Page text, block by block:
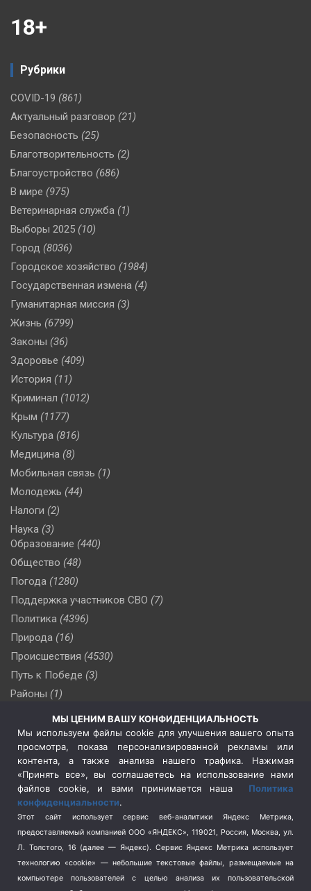
18+
Рубрики
COVID-19 (861)
Актуальный разговор (21)
Безопасность (25)
Благотворительность (2)
Благоустройство (686)
В мире (975)
Ветеринарная служба (1)
Выборы 2025 (10)
Город (8036)
Городское хозяйство (1984)
Государственная измена (4)
Гуманитарная миссия (3)
Жизнь (6799)
Законы (36)
Здоровье (409)
История (11)
Криминал (1012)
Крым (1177)
Культура (816)
Медицина (8)
Мобильная связь (1)
Молодежь (44)
Налоги (2)
Наука (3)
Образование (440)
Общество (48)
Погода (1280)
Поддержка участников СВО (7)
Политика (4396)
Природа (16)
Происшествия (4530)
Путь к Победе (3)
Районы (1)
(510)
Сельское хозяйство (3)
Социальная политика
(3)
Спецоперация в Украине
Спецоперация на Украине
(404)
Спорт (740)
Терроризм (1)
Транспорт (262)
Туризм (178)
МЫ ЦЕНИМ ВАШУ КОНФИДЕНЦИАЛЬНОСТЬ
Мы используем файлы cookie для улучшения вашего опыта
просмотра, показа персонализированной рекламы или
контента, а также анализа нашего трафика. Нажимая
«Принять все», вы соглашаетесь на использование нами
файлов cookie, и вами принимается наша Политика
конфиденциальности.
Этот сайт использует сервис веб-аналитики Яндекс Метрика,
предоставляемый компанией ООО «ЯНДЕКС», 119021, Россия, Москва, ул.
Л. Толстого, 16 (далее — Яндекс). Сервис Яндекс Метрика использует
технологию «cookie» — небольшие текстовые файлы, размещаемые на
компьютере пользователей с целью анализа их пользовательской